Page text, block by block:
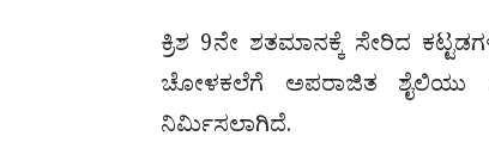
ಕ್ರಿಶ 9ನೇ ಶತಮಾನಕ್ಕೆ ಸೇರಿದ
ಚೋಳಕಲೆಗೆ ಅಪರಾಜಿತ ಶೈಲಿಯು
ನಿರ್ಮಿಸಲಾಗಿದೆ.